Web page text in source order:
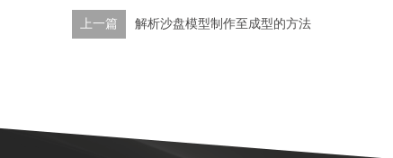
上一篇 解析沙盘模型制作至成型的方法